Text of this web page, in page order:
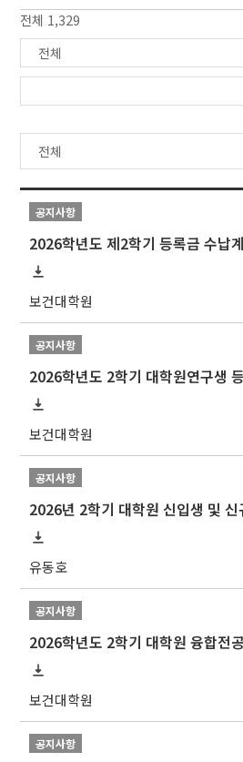
전체 1,329
공지사항
2026학년도 제2학기 등록금 수납
보건대학원
공지사항
2026학년도 2학기 대학원연구생
보건대학원
공지사항
유동호
공지사항
보건대학원
공지사항